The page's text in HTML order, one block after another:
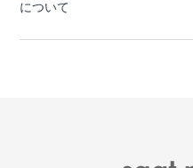
について